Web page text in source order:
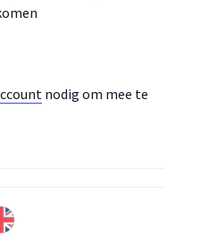
nodig om mee te